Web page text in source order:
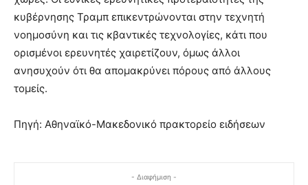
κυβέρνησης Τραμπ επικεντρώνονται στην τεχνητή
νοημοσύνη και τις κβαντικές τεχνολογίες, κάτι που
ορισμένοι ερευνητές χαιρετίζουν, όμως άλλοι
ανησυχούν ότι θα απομακρύνει πόρους από άλλους
τομείς.
Πηγή: Αθηναϊκό-Μακεδονικό πρακτορείο ειδήσεων
- Διαφήμιση -